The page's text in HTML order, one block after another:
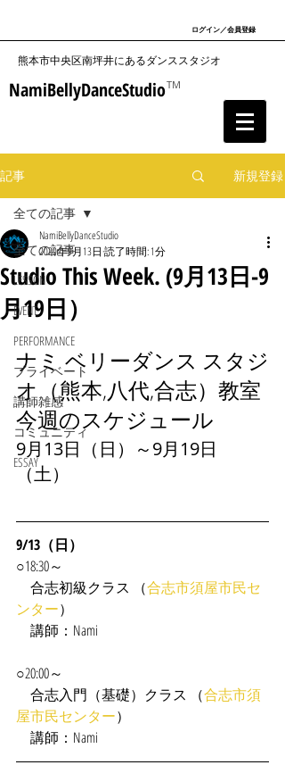
ログイン／会員登録
​熊本市中央区南坪井にあるダンススタジオ
NamiBellyDanceStudioTM
記事 新規登録
全ての記事
LESSON
EVENT
PERFORMANCE
プライベート
講師雑感
コミュニティ
ESSAY
全ての記事
Studio This Week. (9月13日-9
月19日）
NamiBellyDanceStudio
2020年9月13日 読了時間: 1分
ナミ ベリーダンス スタジ
オ（熊本,八代,合志）教室
今週のスケジュール
9月13日（日）～9月19日
（土）
9/13（日）
○18:30～
合志初級クラス （合志市須屋市民セ
ンター）
講師：Nami
○20:00～
合志入門（基礎）クラス （合志市須
屋市民センター）
講師：Nami